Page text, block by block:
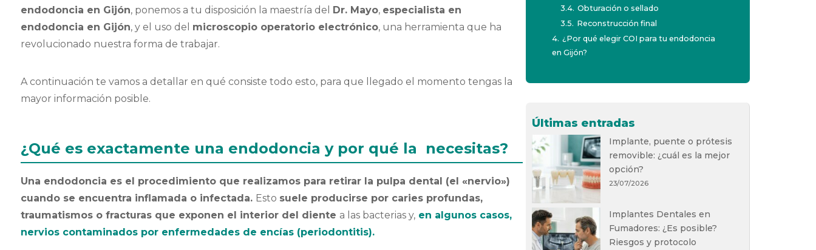
endodoncia en Gijón, ponemos a tu disposición la maestría del Dr. Mayo, especialista en
endodoncia en Gijón, y el uso del microscopio operatorio electrónico, una herramienta que ha
revolucionado nuestra forma de trabajar.
A continuación te vamos a detallar en qué consiste todo esto, para que llegado el momento tengas la
mayor información posible.
¿Qué es exactamente una endodoncia y por qué la necesitas?
Una endodoncia es el procedimiento que realizamos para retirar la pulpa dental (el «nervio»)
cuando se encuentra inflamada o infectada. Esto suele producirse por caries profundas,
traumatismos o fracturas que exponen el interior del diente a las bacterias y,en algunos casos,
nervios contaminados por enfermedades de encías (periodontitis).
3.4. Obturación o sellado
3.5. Reconstrucción final
4. ¿Por qué elegir COI para tu endodoncia
en Gijón?
Últimas entradas
Implante, puente o prótesis
removible: ¿cuál es la mejor
opción?
23/07/2026
Implantes Dentales en
Fumadores: ¿Es posible?
Riesgos y protocolo